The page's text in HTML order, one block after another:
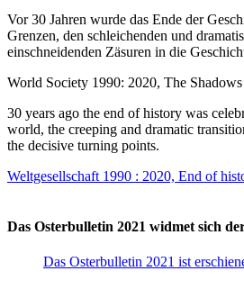
Vor 30 Jahren wurde das Ende der
Grenzen, den schleichenden und
einschneidenden Zäsuren in die
World Society 1990: 2020, The
30 years ago the end of history was
world, the creeping and dramatic
the decisive turning points.
Weltgesellschaft 1990 : 2020, End of
Das Osterbulletin 2021 widmet sich
Das Osterbulletin 2021 ist